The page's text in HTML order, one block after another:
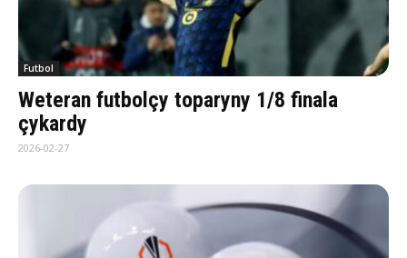
Futbol
Weteran futbolçy toparyny 1/8 finala
çykardy
2026-02-27